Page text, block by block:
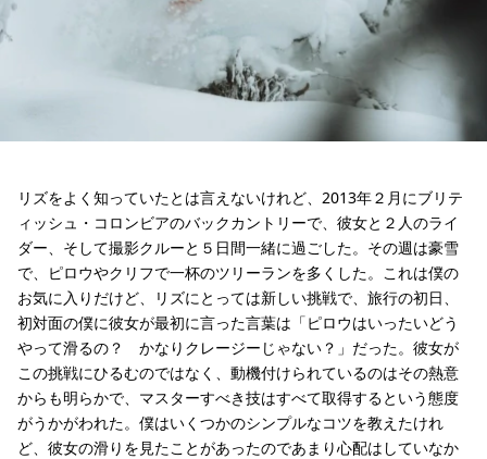
リズをよく知っていたとは言えないけれど、2013年２月にブリテ
ィッシュ・コロンビアのバックカントリーで、彼女と２人のライ
ダー、そして撮影クルーと５日間一緒に過ごした。その週は豪雪
で、ピロウやクリフで一杯のツリーランを多くした。これは僕の
お気に入りだけど、リズにとっては新しい挑戦で、旅行の初日、
初対面の僕に彼女が最初に言った言葉は「ピロウはいったいどう
やって滑るの？ かなりクレージーじゃない？」だった。彼女が
この挑戦にひるむのではなく、動機付けられているのはその熱意
からも明らかで、マスターすべき技はすべて取得するという態度
がうかがわれた。僕はいくつかのシンプルなコツを教えたけれ
ど、彼女の滑りを見たことがあったのであまり心配はしていなか